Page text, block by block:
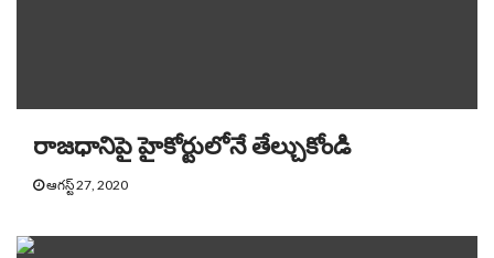
రాజధానిపై హైకోర్టులోనే తేల్చుకోండి
ఆగస్ట్ 27, 2020